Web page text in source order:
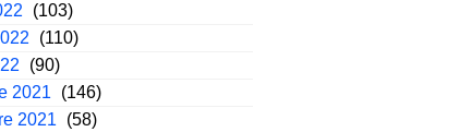
(103)
(110)
(90)
2021
(146)
2021
(58)